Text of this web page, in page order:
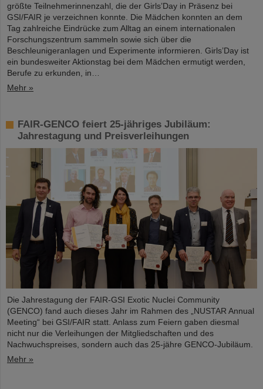
größte Teilnehmerinnenzahl, die der Girls’Day in Präsenz bei
GSI/FAIR je verzeichnen konnte. Die Mädchen konnten an dem
Tag zahlreiche Eindrücke zum Alltag an einem internationalen
Forschungszentrum sammeln sowie sich über die
Beschleunigeranlagen und Experimente informieren. Girls’Day ist
ein bundesweiter Aktionstag bei dem Mädchen ermutigt werden,
Berufe zu erkunden, in…
Mehr »
FAIR-GENCO feiert 25-jähriges Jubiläum:
Jahrestagung und Preisverleihungen
Die Jahrestagung der FAIR-GSI Exotic Nuclei Community
(GENCO) fand auch dieses Jahr im Rahmen des „NUSTAR Annual
Meeting“ bei GSI/FAIR statt. Anlass zum Feiern gaben diesmal
nicht nur die Verleihungen der Mitgliedschaften und des
Nachwuchspreises, sondern auch das 25-jähre GENCO-Jubiläum.
Mehr »